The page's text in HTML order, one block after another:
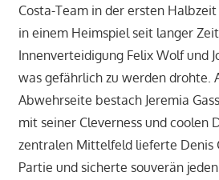
Costa-Team in der ersten
in einem Heimspiel seit langer
Innenverteidigung Felix Wolf und
was gefährlich zu werden drohte.
Abwehrseite bestach Jeremia
mit seiner Cleverness und coolen
zentralen Mittelfeld lieferte Denis
Partie und sicherte souverän